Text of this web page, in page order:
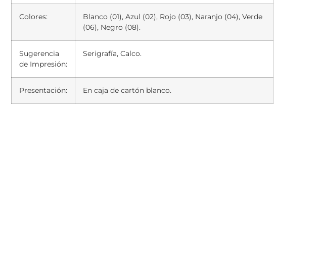
Colores:
Blanco (01), Azul (02), Rojo (03), Naranjo (04), Verde
(06), Negro (08).
Sugerencia
de Impresión:
Serigrafía, Calco.
Presentación: En caja de cartón blanco.